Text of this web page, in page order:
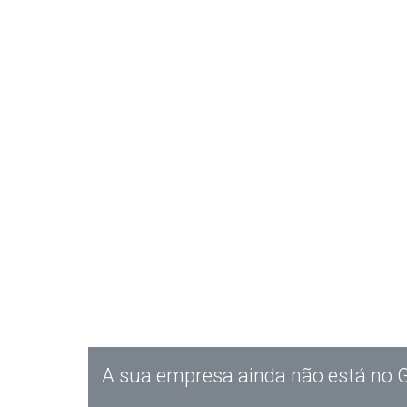
A sua empresa ainda não está no